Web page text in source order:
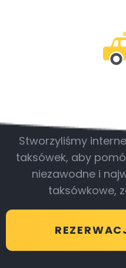
Stworzyliśmy
taksówek, aby
niezawodne i
taksówkowe,